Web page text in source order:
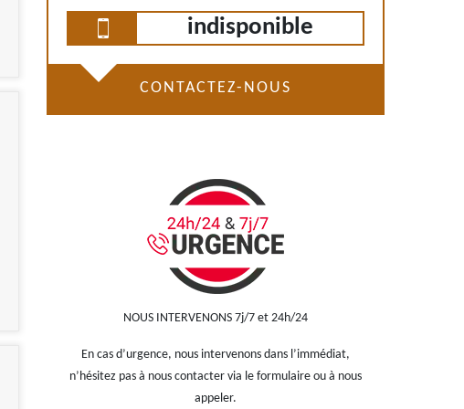
indisponible
CONTACTEZ-NOUS
NOUS INTERVENONS 7j/7 et 24h/24
En cas d’urgence, nous intervenons dans l’immédiat,
n’hésitez pas à nous contacter via le formulaire ou à nous
appeler.